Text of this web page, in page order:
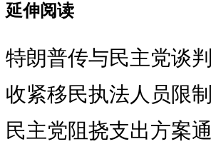
延伸阅读
特朗普传与民主党谈判
收紧移民执法人员限制
民主党阻挠支出方案通